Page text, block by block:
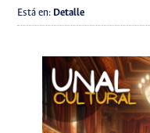
Está en: Detalle